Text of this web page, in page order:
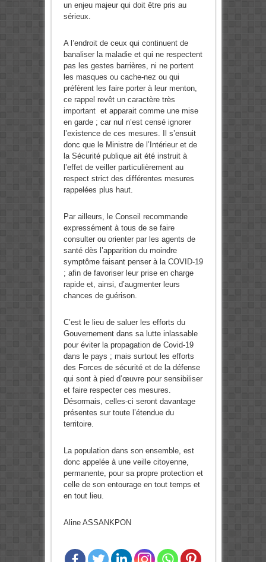
un enjeu majeur qui doit être pris au
sérieux.
A l’endroit de ceux qui continuent de
banaliser la maladie et qui ne respectent
pas les gestes barrières, ni ne portent
les masques ou cache-nez ou qui
préfèrent les faire porter à leur menton,
ce rappel revêt un caractère très
important et apparait comme une mise
en garde ; car nul n’est censé ignorer
l’existence de ces mesures. Il s’ensuit
donc que le Ministre de l’Intérieur et de
la Sécurité publique ait été instruit à
l’effet de veiller particulièrement au
respect strict des différentes mesures
rappelées plus haut.
Par ailleurs, le Conseil recommande
expressément à tous de se faire
consulter ou orienter par les agents de
santé dès l’apparition du moindre
symptôme faisant penser à la COVID-19
; afin de favoriser leur prise en charge
rapide et, ainsi, d’augmenter leurs
chances de guérison.
C’est le lieu de saluer les efforts du
Gouvernement dans sa lutte inlassable
pour éviter la propagation de Covid-19
dans le pays ; mais surtout les efforts
des Forces de sécurité et de la défense
qui sont à pied d’œuvre pour sensibiliser
et faire respecter ces mesures.
Désormais, celles-ci seront davantage
présentes sur toute l’étendue du
territoire.
La population dans son ensemble, est
donc appelée à une veille citoyenne,
permanente, pour sa propre protection et
celle de son entourage en tout temps et
en tout lieu.
Aline ASSANKPON